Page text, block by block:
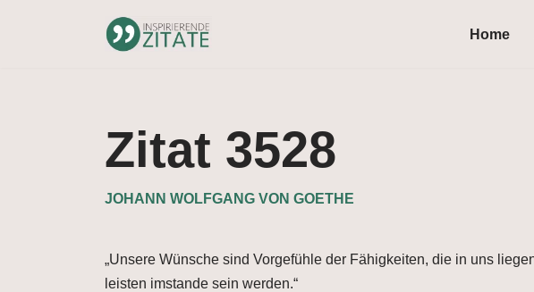
Home
Zitat 3528
JOHANN WOLFGANG VON GOETHE
„Unsere Wünsche sind Vorgefühle der Fähigkeiten, die in uns
leisten imstande sein werden.“